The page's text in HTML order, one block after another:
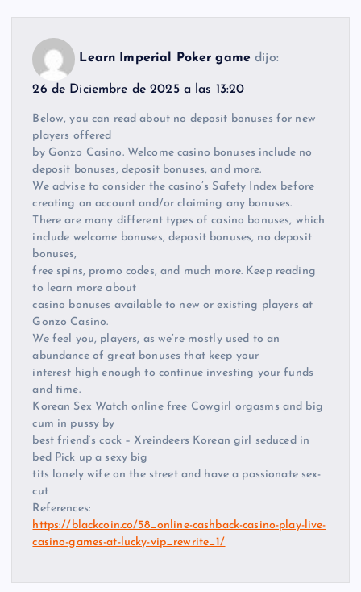
Learn Imperial Poker game dijo:
26 de Diciembre de 2025 a las 13:20
Below, you can read about no deposit bonuses for new
players offered
by Gonzo Casino. Welcome casino bonuses include no
deposit bonuses, deposit bonuses, and more.
We advise to consider the casino’s Safety Index before
creating an account and/or claiming any bonuses.
There are many different types of casino bonuses, which
include welcome bonuses, deposit bonuses, no deposit
bonuses,
free spins, promo codes, and much more. Keep reading
to learn more about
casino bonuses available to new or existing players at
Gonzo Casino.
We feel you, players, as we’re mostly used to an
abundance of great bonuses that keep your
interest high enough to continue investing your funds
and time.
Korean Sex Watch online free Cowgirl orgasms and big
cum in pussy by
best friend’s cock – Xreindeers Korean girl seduced in
bed Pick up a sexy big
tits lonely wife on the street and have a passionate sex-
cut
References:
https://blackcoin.co/58_online-cashback-casino-play-live-
casino-games-at-lucky-vip_rewrite_1/